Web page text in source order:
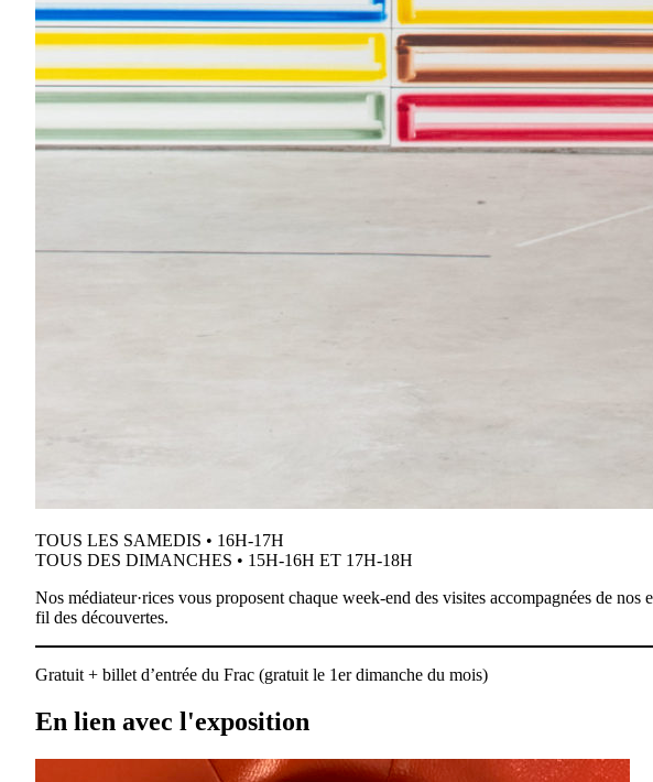
TOUS LES SAMEDIS • 16H-17H
TOUS DES DIMANCHES • 15H-16H ET 17H-18H
Nos médiateur·rices vous proposent chaque week-end des visites accompagnées de
fil des découvertes.
Gratuit + billet d’entrée du Frac (gratuit le 1er dimanche du mois)
En lien avec l'exposition